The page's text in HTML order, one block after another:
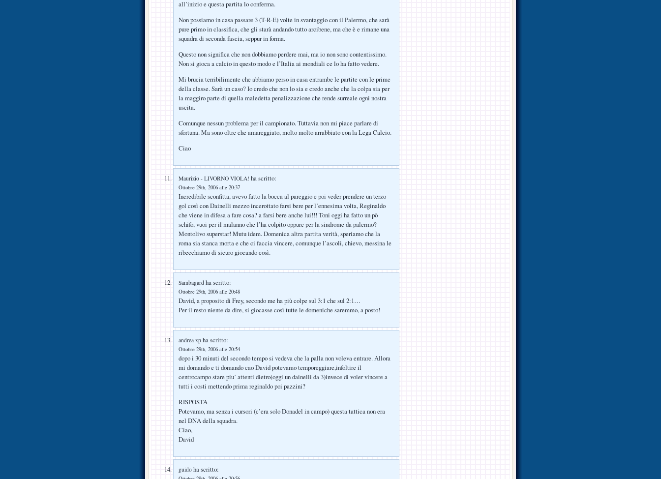
all’inizio e questa partita lo conferma.
Non possiamo in casa passare 3 (T-R-E) volte in svantaggio con il Palermo, che sarà
pure primo in classifica, che gli starà andando tutto arcibene, ma che è e rimane una
squadra di seconda fascia, seppur in forma.
Questo non significa che non dobbiamo perdere mai, ma io non sono contentissimo.
Non si gioca a calcio in questo modo e l’Italia ai mondiali ce lo ha fatto vedere.
Mi brucia terribilimente che abbiamo perso in casa entrambe le partite con le prime
della classe. Sarà un caso? Io credo che non lo sia e credo anche che la colpa sia per
la maggiro parte di quella maledetta penalizzazione che rende surreale ogni nostra
uscita.
Comunque nessun problema per il campionato. Tuttavia non mi piace parlare di
sfortuna. Ma sono oltre che amareggiato, molto molto arrabbiato con la Lega Calcio.
Ciao
Maurizio - LIVORNO VIOLA! ha scritto:
Ottobre 29th, 2006 alle 20:37
Incredibile sconfitta, avevo fatto la bocca al pareggio e poi veder prendere un terzo
gol così con Dainelli mezzo incerottato farsi bere per l’ennesima volta, Reginaldo
che viene in difesa a fare cosa? a farsi bere anche lui!!! Toni oggi ha fatto un pò
schifo, vuoi per il malanno che l’ha colpito oppure per la sindrome da palermo?
Montolivo superstar! Mutu idem. Domenica altra partita verità, speriamo che la
roma sia stanca morta e che ci faccia vincere, comunque l’ascoli, chievo, messina le
ribecchiamo di sicuro giocando così.
Sambagard ha scritto:
Ottobre 29th, 2006 alle 20:48
David, a proposito di Frey, secondo me ha più colpe sul 3:1 che sul 2:1…
Per il resto niente da dire, si giocasse così tutte le domeniche saremmo, a posto!
andrea xp ha scritto:
Ottobre 29th, 2006 alle 20:54
dopo i 30 minuti del secondo tempo si vedeva che la palla non voleva entrare. Allora
mi domando e ti domando cao David potevamo temporeggiare,infoltire il
centrocampo stare piu’ attenti dietro(oggi un dainelli da 3)invece di voler vincere a
tutti i costi mettendo prima reginaldo poi pazzini?
RISPOSTA
Potevamo, ma senza i cursori (c’era solo Donadel in campo) questa tattica non era
nel DNA della squadra.
Ciao,
David
guido ha scritto: